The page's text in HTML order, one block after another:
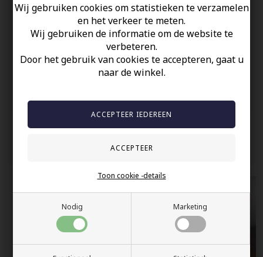
Wij gebruiken cookies om statistieken te verzamelen
en het verkeer te meten.
Wij gebruiken de informatie om de website te
verbeteren.
Door het gebruik van cookies te accepteren, gaat u
naar de winkel.
Nodig Marketing
Toon cookie -details
Uw veiligheid
100% nikkelvrij sieraden
Snelle bezorging
Anderen gekocht hebben ook